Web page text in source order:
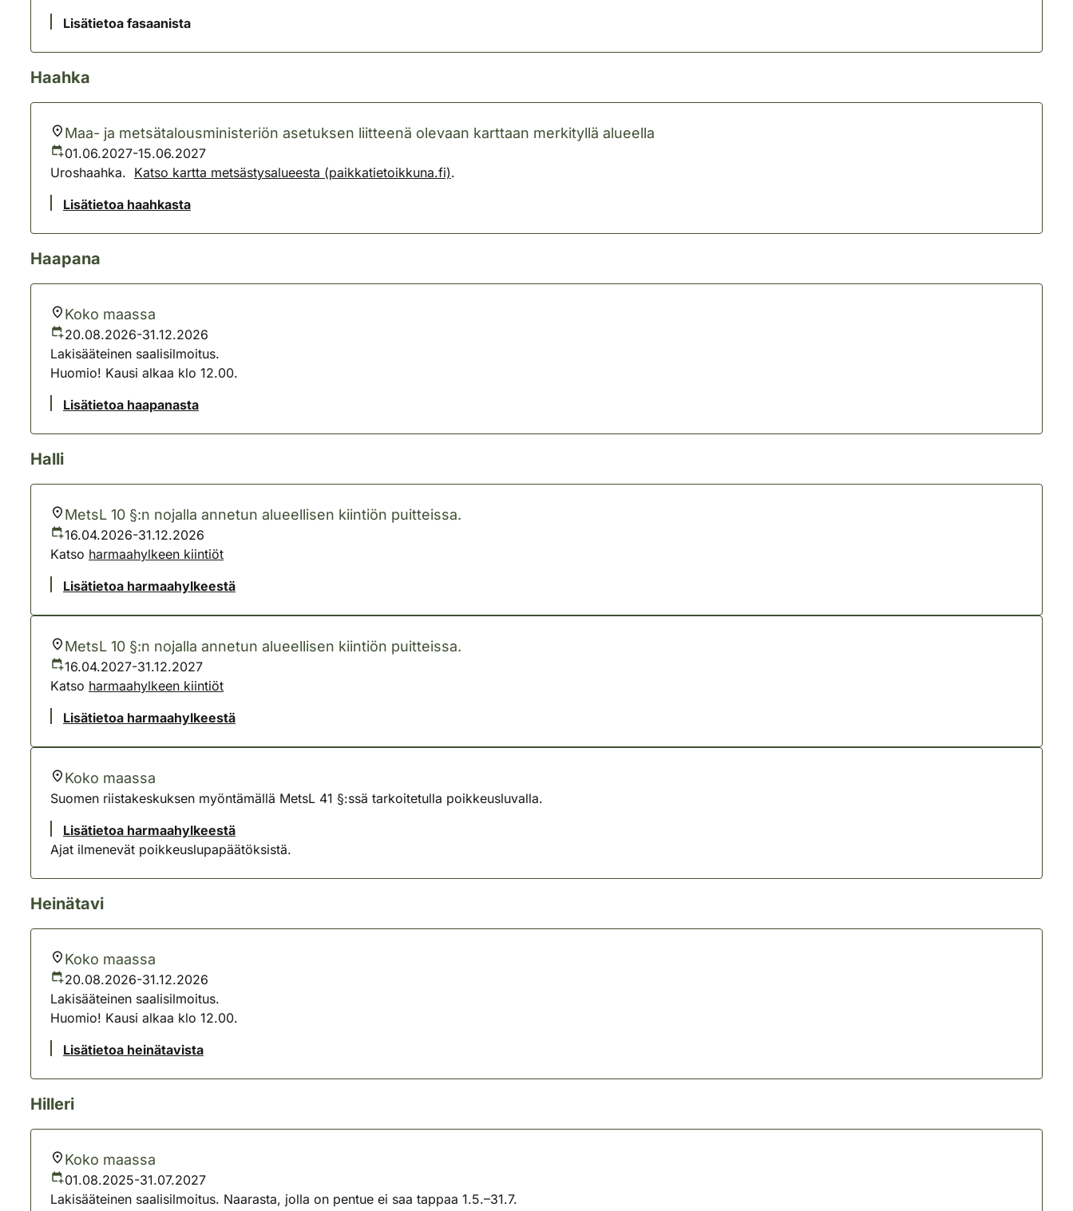
Lisätietoa fasaanista
Haahka
Maa- ja metsätalousministeriön asetuksen liitteenä olevaan karttaan merkityllä alueella
01.06.2027-15.06.2027
Uroshaahka. Katso kartta metsästysalueesta (paikkatietoikkuna.fi).
Lisätietoa haahkasta
Haapana
Koko maassa
20.08.2026-31.12.2026
Lakisääteinen saalisilmoitus.
Huomio! Kausi alkaa klo 12.00.
Lisätietoa haapanasta
Halli
MetsL 10 §:n nojalla annetun alueellisen kiintiön puitteissa.
16.04.2026-31.12.2026
Katso harmaahylkeen kiintiöt
Lisätietoa harmaahylkeestä
MetsL 10 §:n nojalla annetun alueellisen kiintiön puitteissa.
16.04.2027-31.12.2027
Katso harmaahylkeen kiintiöt
Lisätietoa harmaahylkeestä
Koko maassa
Suomen riistakeskuksen myöntämällä MetsL 41 §:ssä tarkoitetulla poikkeusluvalla.
Lisätietoa harmaahylkeestä
Ajat ilmenevät poikkeuslupapäätöksistä.
Heinätavi
Koko maassa
20.08.2026-31.12.2026
Lakisääteinen saalisilmoitus.
Huomio! Kausi alkaa klo 12.00.
Lisätietoa heinätavista
Hilleri
Koko maassa
01.08.2025-31.07.2027
Lakisääteinen saalisilmoitus. Naarasta, jolla on pentue ei saa tappaa 1.5.–31.7.